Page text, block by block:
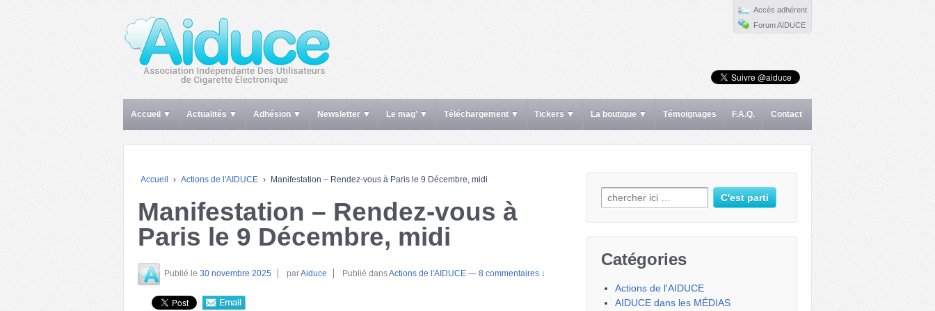
Accès adhérent
Forum AIDUCE
Accueil ▼ Actualités ▼ Adhésion ▼ Newsletter ▼ Le mag’ ▼ Téléchargement ▼ Tickers ▼ La boutique ▼ Témoignages F.A.Q. Contact
Accueil › Actions de l'AIDUCE › Manifestation – Rendez-vous à Paris le 9 Décembre, midi
Manifestation – Rendez-vous à
Paris le 9 Décembre, midi
Publié le 30 novembre 2025 parAiduce Publié dansActions de l'AIDUCE — 8 commentaires ↓
Recherche pour:
Catégories
Actions de l'AIDUCE
AIDUCE dans les MÉDIAS